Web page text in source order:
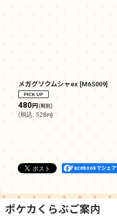
メガグソクムシャex [M6S009]
480円(税別)
(税込: 528円)
Facebookでシェア
ポケカくらぶご案内